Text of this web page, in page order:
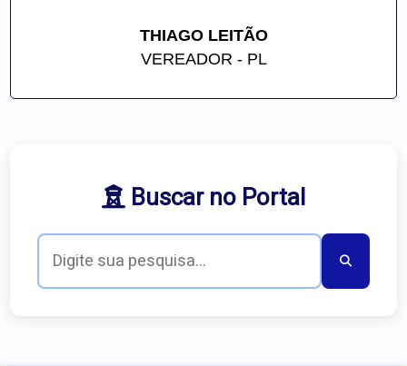
THIAGO LEITÃO
VEREADOR - PL
Buscar no Portal